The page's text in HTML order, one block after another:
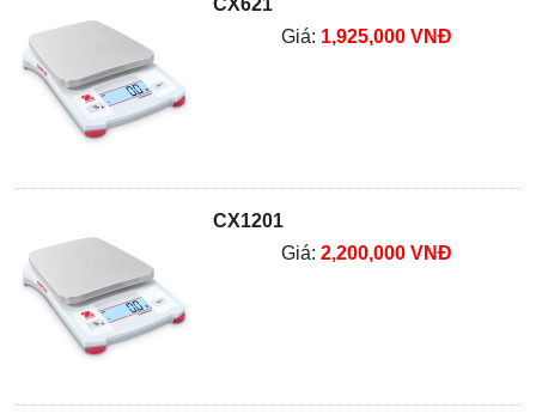
CX621
Giá: 1,925,000 VNĐ
CX1201
Giá: 2,200,000 VNĐ